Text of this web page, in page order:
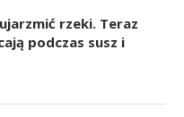
rzeki. Teraz
podczas susz i